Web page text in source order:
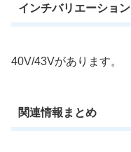
インチバリエーション
40V/43Vがあります。
関連情報まとめ